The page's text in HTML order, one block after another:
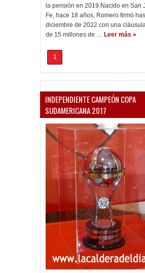
la pensión en 2019.Nacido en San
Fe, hace 18 años, Romero firmó
diciembre de 2022 con una
de 15 millones de … Leer más »
1
INDEPENDIENTE CAMPEÓN COPA
SUDAMERICANA 2017